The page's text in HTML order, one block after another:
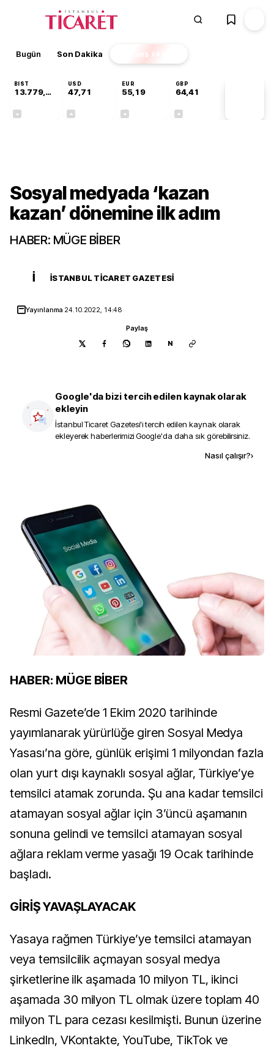
Bugün Son Dakika Finans EKSTRA
BIST
13.779,39
USD
47,71
EUR
55,19
GBP
64,41
Sosyal medyada ‘kazan
kazan’ dönemine ilk adım
HABER: MÜGE BİBER
İ İSTANBUL TICARET GAZETESI
Yayınlanma 24.10.2022, 14:48
Paylaş
N
Google'da bizi tercih edilen kaynak olarak
ekleyin
İstanbul Ticaret Gazetesi'i tercih edilen kaynak olarak
ekleyerek haberlerimizi Google'da daha sık görebilirsiniz.
Nasıl çalışır?›
HABER: MÜGE BİBER
Resmi Gazete’de 1 Ekim 2020 tarihinde
yayımlanarak yürürlüğe giren Sosyal Medya
Yasası’na göre, günlük erişimi 1 milyondan fazla
olan yurt dışı kaynaklı sosyal ağlar, Türkiye’ye
temsilci atamak zorunda. Şu ana kadar temsilci
atamayan sosyal ağlar için 3’üncü aşamanın
sonuna gelindi ve temsilci atamayan sosyal
ağlara reklam verme yasağı 19 Ocak tarihinde
başladı.
GİRİŞ YAVAŞLAYACAK
Yasaya rağmen Türkiye’ye temsilci atamayan
veya temsilcilik açmayan sosyal medya
şirketlerine ilk aşamada 10 milyon TL, ikinci
aşamada 30 milyon TL olmak üzere toplam 40
milyon TL para cezası kesilmişti. Bunun üzerine
LinkedIn, VKontakte, YouTube, TikTok ve